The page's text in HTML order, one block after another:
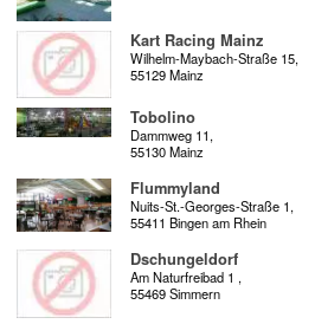
Kart Racing Mainz
Wilhelm-Maybach-Straße 15,
55129 Mainz
Tobolino
Dammweg 11,
55130 Mainz
Flummyland
Nuits-St.-Georges-Straße 1,
55411 Bingen am Rhein
Dschungeldorf
Am Naturfreibad 1 ,
55469 Simmern